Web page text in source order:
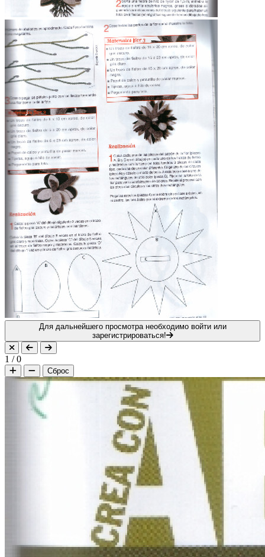
Для дальнейшего просмотра необходимо войти или
зарегистрироваться!
1 /0
Сброс